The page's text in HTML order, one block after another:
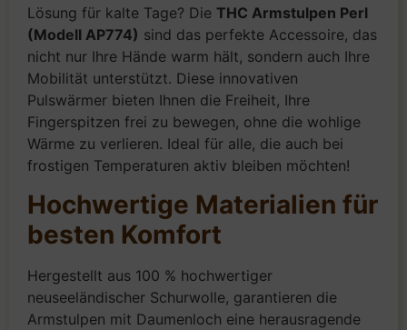
Lösung für kalte Tage? Die THC Armstulpen Perl
(Modell AP774) sind das perfekte Accessoire, das
nicht nur Ihre Hände warm hält, sondern auch Ihre
Mobilität unterstützt. Diese innovativen
Pulswärmer bieten Ihnen die Freiheit, Ihre
Fingerspitzen frei zu bewegen, ohne die wohlige
Wärme zu verlieren. Ideal für alle, die auch bei
frostigen Temperaturen aktiv bleiben möchten!
Hochwertige Materialien für
besten Komfort
Hergestellt aus 100 % hochwertiger
neuseeländischer Schurwolle, garantieren die
Armstulpen mit Daumenloch eine herausragende